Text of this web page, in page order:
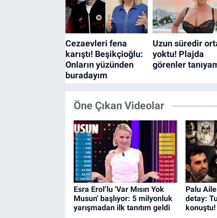
Öne Çıkan Videolar
Esra Erol’lu 'Var Mısın Yok
Musun' başlıyor: 5 milyonluk
yarışmadan ilk tanıtım geldi
Palu
detay:
konuştu!